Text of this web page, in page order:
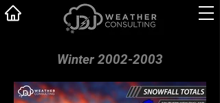
Winter 2002-2003